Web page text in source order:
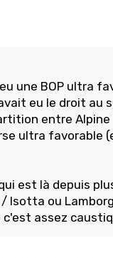
une BOP ultra
eu le droit au
entre
ultra favorable
est là depuis
Isotta ou
assez